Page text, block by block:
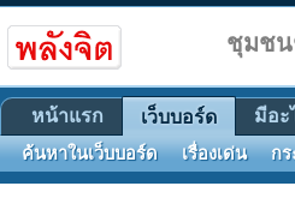
ชุมชน
หน้าแรก เว็บบอร์ด
ค้นหาในเว็บบอร์ด เรื่องเด่น ก
มีอะ